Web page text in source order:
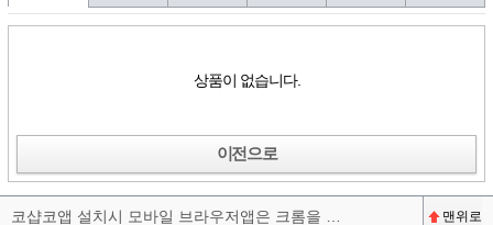
상품이 없습니다.
이전으로
맨위로